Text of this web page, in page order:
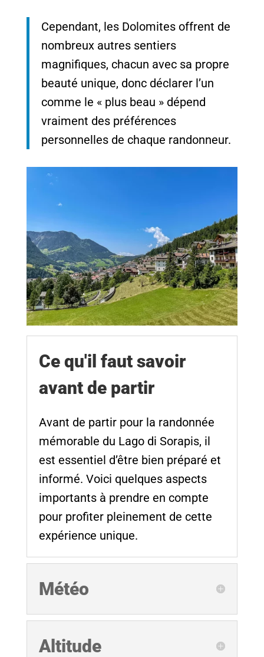
Cependant, les Dolomites offrent de
nombreux autres sentiers
magnifiques, chacun avec sa propre
beauté unique, donc déclarer l’un
comme le « plus beau » dépend
vraiment des préférences
personnelles de chaque randonneur.
Ce qu'il faut savoir
avant de partir
Avant de partir pour la randonnée
mémorable du Lago di Sorapis, il
est essentiel d’être bien préparé et
informé. Voici quelques aspects
importants à prendre en compte
pour profiter pleinement de cette
expérience unique.
Météo
Altitude